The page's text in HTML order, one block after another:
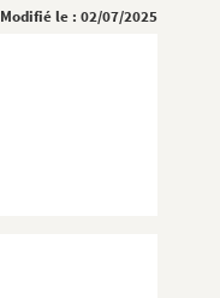
Modifié le : 02/07/2025